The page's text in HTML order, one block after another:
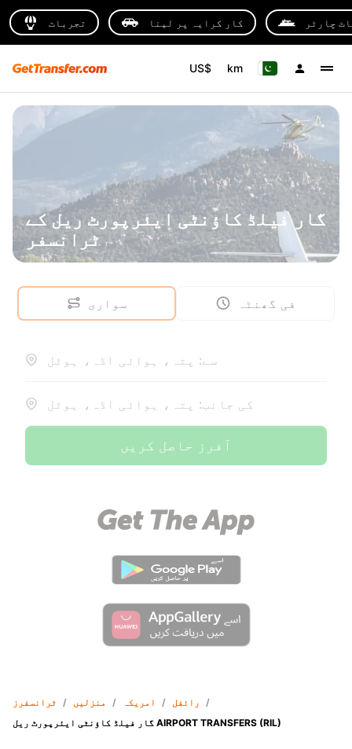
تجربات کار کرایہ پر لینا چارٹر
US$ km
گار فیلڈ کاؤنٹی ایئرپورٹ ریل کے
ٹرانسفر
سواری فی گھنٹہ
سے: پتہ، ہوائی اڈہ، ہوٹل
کی جانب: پتہ، ہوائی اڈہ، ہوٹل
آفرز حاصل کریں
ٹرانسفرز / منزلیں / امریکہ / رائفل /
گار فیلڈ کاؤنٹی ایئرپورٹ ریل AIRPORT TRANSFERS (RIL)